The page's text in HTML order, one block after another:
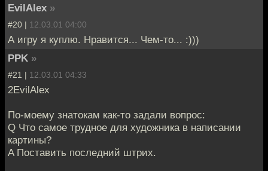
EvilAlex »
#20 | 12.03.01 04:00
А игру я куплю. Нравится... Чем-то... :)))
PPK »
#21 | 12.03.01 04:33
2EvilAlex
По-моему знатокам как-то задали вопрос:
Q Что самое трудное для художника в написании
картины?
A Поставить последний штрих.